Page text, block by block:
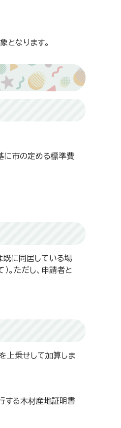
なります。
に市の定める標準費
既に同居している場
。ただし、申請者と
上乗せして加算しま
する木材産地証明書